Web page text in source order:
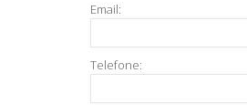
Email:
Telefone: